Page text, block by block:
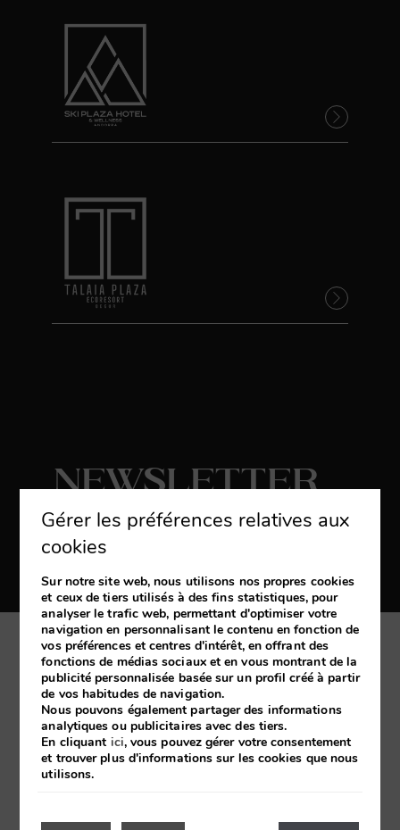
Newsletter
S'abonner
Recevez les dernières nouvelles et des
Ma réservation
Développé parmirai
Mentions Légales
Politique des cookies
Gérer les préférences relatives aux
cookies
Sur notre site web, nous utilisons nos propres cookies
et ceux de tiers utilisés à des fins statistiques, pour
analyser le trafic web, permettant d'optimiser votre
navigation en personnalisant le contenu en fonction de
vos préférences et centres d'intérêt, en offrant des
fonctions de médias sociaux et en vous montrant de la
publicité personnalisée basée sur un profil créé à partir
de vos habitudes de navigation.
Nous pouvons également partager des informations
analytiques ou publicitaires avec des tiers.
En cliquant ici, vous pouvez gérer votre consentement
et trouver plus d'informations sur les cookies que nous
utilisons.